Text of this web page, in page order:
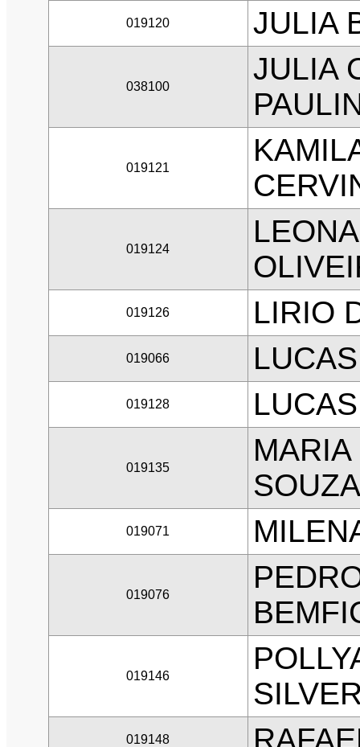
019120 JULIA
038100
JULIA
019121
019124
019126 LIRIO
019066
019128
019135
SOUZA
019071
019076
019146
019148